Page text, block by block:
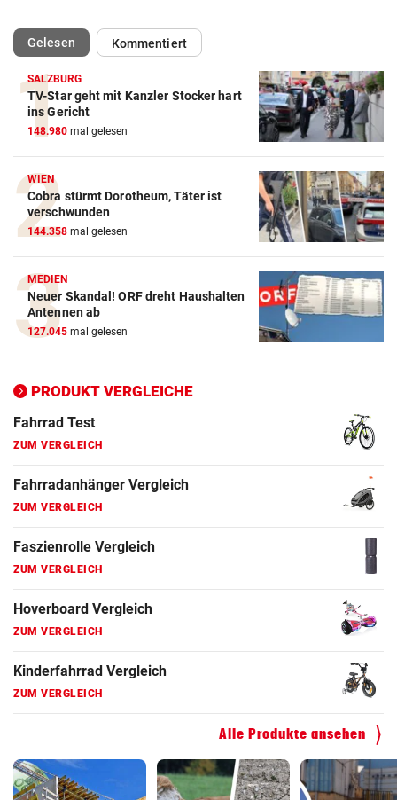
Gelesen(ausgewählt)Kommentiert
SALZBURG
TV-Star geht mit Kanzler Stocker hart
ins Gericht
148.980 mal gelesen
WIEN
Cobra stürmt Dorotheum, Täter ist
verschwunden
144.358 mal gelesen
MEDIEN
Neuer Skandal! ORF dreht Haushalten
Antennen ab
127.045 mal gelesen
PRODUKT VERGLEICHE
Action-Cam Vergleich
ZUM VERGLEICH
Crosstrainer Vergleich
ZUM VERGLEICH
E-Bike Vergleich
ZUM VERGLEICH
Elektro-Scooter Vergleich
ZUM VERGLEICH
ZUM VERGLEICH
Fahrrad Test
ZUM VERGLEICH
Fahrradanhänger Vergleich
ZUM VERGLEICH
Faszienrolle Vergleich
ZUM VERGLEICH
Hoverboard Vergleich
ZUM VERGLEICH
Kinderfahrrad Vergleich
ZUM VERGLEICH
Alle Produkte ansehen